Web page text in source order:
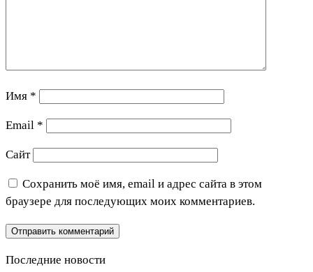
Имя *
Email *
Сайт
Сохранить моё имя, email и адрес сайта в этом
браузере для последующих моих комментариев.
Последние новости